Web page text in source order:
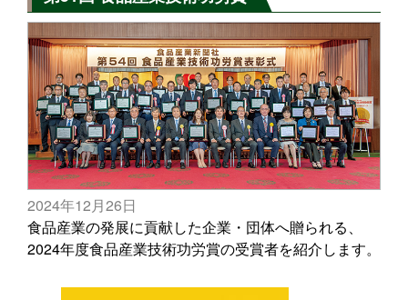
2024年12月26日
食品産業の発展に貢献した企業・団体へ贈られる、
2024年度食品産業技術功労賞の受賞者を紹介します。